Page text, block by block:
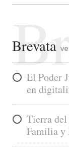
Brevata
El Poder
en
Tierra del
Familia y